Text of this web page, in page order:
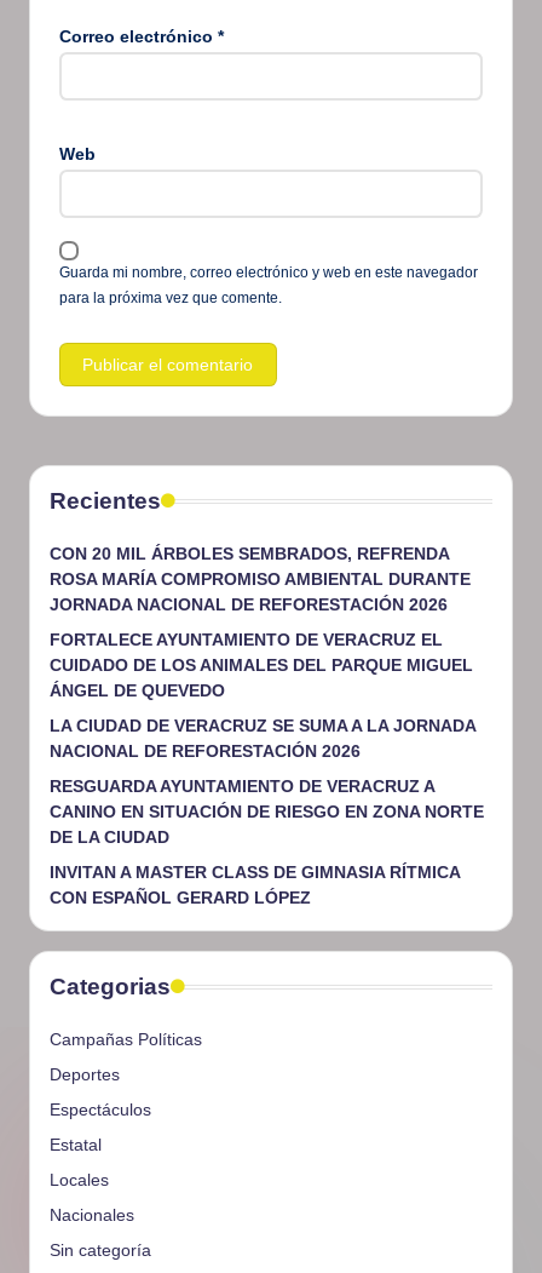
Correo electrónico *
Web
Guarda mi nombre, correo electrónico y web en este navegador
para la próxima vez que comente.
Recientes
CON 20 MIL ÁRBOLES SEMBRADOS, REFRENDA
ROSA MARÍA COMPROMISO AMBIENTAL DURANTE
JORNADA NACIONAL DE REFORESTACIÓN 2026
FORTALECE AYUNTAMIENTO DE VERACRUZ EL
CUIDADO DE LOS ANIMALES DEL PARQUE MIGUEL
ÁNGEL DE QUEVEDO
LA CIUDAD DE VERACRUZ SE SUMA A LA JORNADA
NACIONAL DE REFORESTACIÓN 2026
RESGUARDA AYUNTAMIENTO DE VERACRUZ A
CANINO EN SITUACIÓN DE RIESGO EN ZONA NORTE
DE LA CIUDAD
INVITAN A MASTER CLASS DE GIMNASIA RÍTMICA
CON ESPAÑOL GERARD LÓPEZ
Categorias
Campañas Políticas
Deportes
Espectáculos
Estatal
Locales
Nacionales
Sin categoría